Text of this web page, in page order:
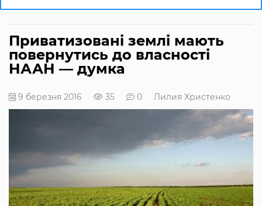
Приватизовані землі мають
повернутись до власності
НААН ― думка
9 березня 2016 35 0 Лилия Христенко